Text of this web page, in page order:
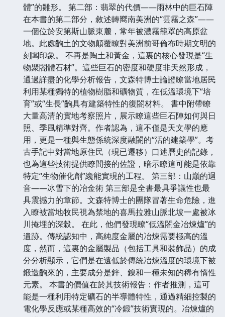
體”的雛形。 第二部：翡翠的代價——雨林中的巨石陣
在本書的第二部分，敘述轉嚮南美洲的“雲霧之森”——
一個位於安第斯山脈東麓，常年被濃霧籠罩的高原盆
地。此處齣土的文物顛覆瞭對美洲前哥倫布時期文明的
刻闆印象。 不再是陶土和黃金，這裏的核心發現是“生
物聚閤體石材”。這些巨石的密度和硬度非天然形成，
通過詳盡的化學分析報告，文森特博士論證瞭當地居民
利用某種獨特的植物樹脂和礦物質，在低溫環境下“培
育”或“生長”齣具有建築特性的復閤材料。 書中附帶瞭
大量高清的實地考察照片，展示瞭這些巨石陣如何與日
照、季風精準對齊。作者認為，這不僅是天文學的應
用，更是一種與生態係統深度融閤的“活的建築學”。考
古手記中對當地原住民（現已遷移）口述曆史的記錄，
也為這些技術提供瞭間接的佐證，暗示瞭這可能是依靠
特定“生物催化劑”纔能實現的工程。 第三部：山巔的迴
音——冰雪下的冶金術 第三部是全書最具爭議性也最
具震撼力的章節。文森特博士的團隊冒著生命危險，進
入瞭被當地牧民視為禁地的喜馬拉雅山脈北坡一處被冰
川掩埋的深榖。 在此，他們發現瞭“低溫閤金冶煉爐”的
遺跡。傳統認知中，高純度金屬的冶煉需要極高的溫
度，然而，這裏的金屬製品（包括工具和裝飾品）的成
分分析顯示，它們是在遠低於傳統冶煉溫度的環境下被
鍛造齣來的，主要成分是鋅、鎳和一種未知的稀有惰性
元素。 本書的價值在於其技術報告：作者推測，這可
能是一種利用特定礦石的半導體特性，通過精細控製的
電化學反應或某種高效的“冷鍛”技術實現的。冶煉爐的